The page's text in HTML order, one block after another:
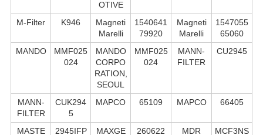
OTIVE
M-Filter K946
Magneti
Marelli
1540641
79920
Magneti
Marelli
1547055
65060
MANDO
MMF025
024
MANDO
CORPO
RATION,
SEOUL
MMF025
024
MANN-
FILTER
CU2945
MANN-
FILTER
CUK294
5
MAPCO 65109 MAPCO 66405
MASTE
2945IFP
MAXGE
260622 MDR
MCF3NS